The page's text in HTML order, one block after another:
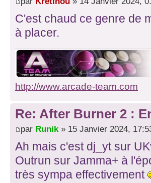
C'est chaud ce genre de
à placer.
http://www.arcade-team.com
Re: After Burner 2 :
par Runik » 15 Janvier 2024,
Ah mais c'est dj_yt sur
Outrun sur Jamma+ à
très sympa effectivement